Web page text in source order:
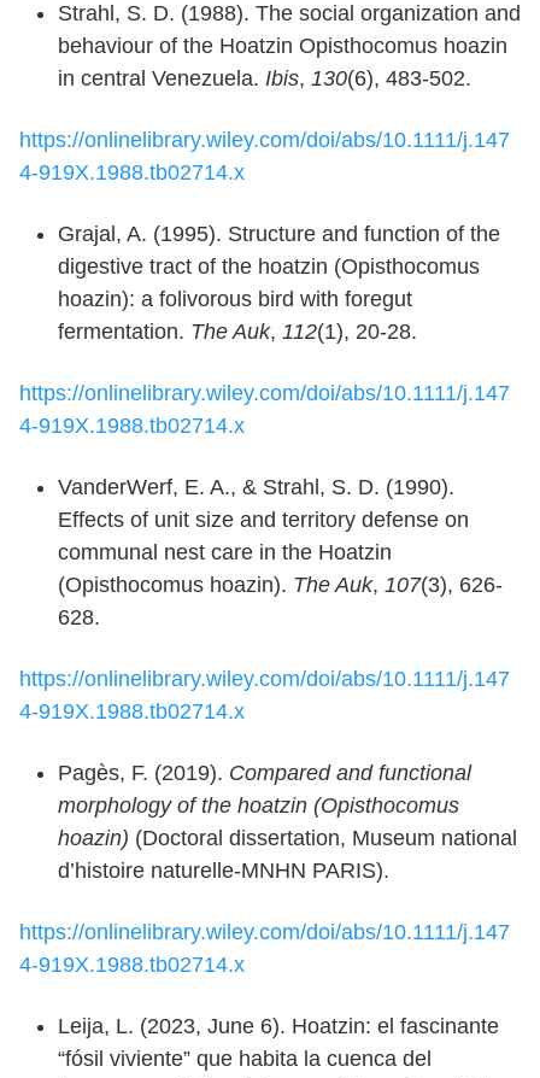
Strahl, S. D. (1988). The social organization and
behaviour of the Hoatzin Opisthocomus hoazin
in central Venezuela. Ibis, 130(6), 483-502.
https://onlinelibrary.wiley.com/doi/abs/10.1111/j.147
4-919X.1988.tb02714.x
Grajal, A. (1995). Structure and function of the
digestive tract of the hoatzin (Opisthocomus
hoazin): a folivorous bird with foregut
fermentation. The Auk, 112(1), 20-28.
https://onlinelibrary.wiley.com/doi/abs/10.1111/j.147
4-919X.1988.tb02714.x
VanderWerf, E. A., & Strahl, S. D. (1990).
Effects of unit size and territory defense on
communal nest care in the Hoatzin
(Opisthocomus hoazin). The Auk, 107(3), 626-
628.
https://onlinelibrary.wiley.com/doi/abs/10.1111/j.147
4-919X.1988.tb02714.x
Pagès, F. (2019). Compared and functional
morphology of the hoatzin (Opisthocomus
hoazin) (Doctoral dissertation, Museum national
d’histoire naturelle-MNHN PARIS).
https://onlinelibrary.wiley.com/doi/abs/10.1111/j.147
4-919X.1988.tb02714.x
Leija, L. (2023, June 6). Hoatzin: el fascinante
“fósil viviente” que habita la cuenca del